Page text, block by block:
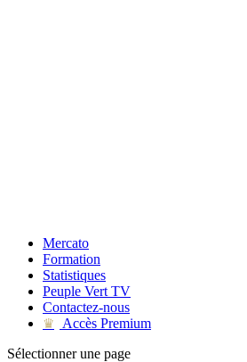
Mercato
Formation
Statistiques
Peuple Vert TV
Contactez-nous
♛
Accès Premium
Sélectionner une page